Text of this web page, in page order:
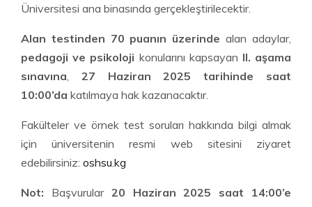
Üniversitesi ana binasında gerçekleştirilecektir.
Alan testinden 70 puanın üzerinde alan adaylar,
pedagoji ve psikoloji konularını kapsayan II. aşama
sınavına, 27 Haziran 2025 tarihinde saat
10:00’da katılmaya hak kazanacaktır.
Fakülteler ve örnek test soruları hakkında bilgi almak
için üniversitenin resmi web sitesini ziyaret
edebilirsiniz: oshsu.kg
Not: Başvurular 20 Haziran 2025 saat 14:00’e